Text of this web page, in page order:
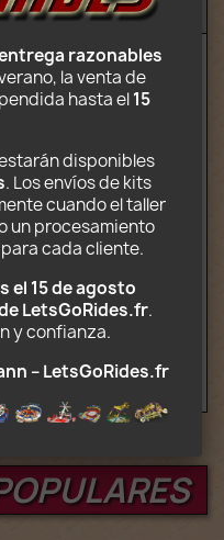
en papel
(.jpg)
razonables
hasta el 15
disponibles
. Los envíos de kits
cuando el taller
un procesamiento
cada cliente.
el 15 de agosto
LetsGoRides.fr.
y confianza.
– LetsGoRides.fr